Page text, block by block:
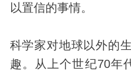
以置信的事情。
科学家对地球以外的
趣。从上个世纪70年